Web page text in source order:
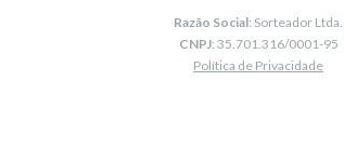
Razão Social: Sorteador Ltda.
CNPJ: 35.701.316/0001-95
Política de Privacidade